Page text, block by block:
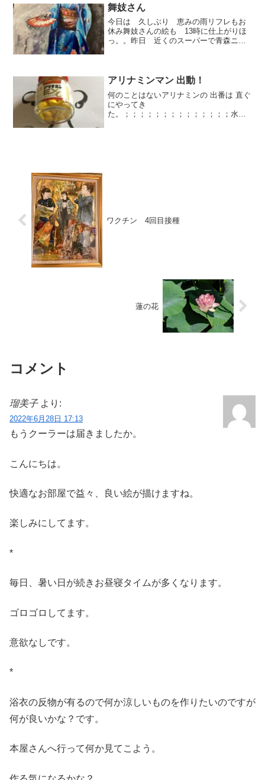
日々 ...
舞妓さん
今日は 久しぶり 恵みの雨リフレもお
休み舞妓さんの絵も 13時に仕上がりほ
っ。。昨日 近くのスーパーで青森ニン
んど人様にあげてしまい...
アリナミンマン 出動！
何のことはないアリナミンの 出番は 直ぐ
にやってき
た。；；；；；；；；；；；；；；水曜
ワクチン 4回目接種
蓮の花
コメント
瑠美子 より:
2022年6月28日 17:13
もうクーラーは届きましたか。
こんにちは。
快適なお部屋で益々、良い絵が描けますね。
楽しみにしてます。
*
毎日、暑い日が続きお昼寝タイムが多くなります。
ゴロゴロしてます。
意欲なしです。
*
浴衣の反物が有るので何か涼しいものを作りたいのですが
何が良いかな？です。
本屋さんへ行って何か見てこよう。